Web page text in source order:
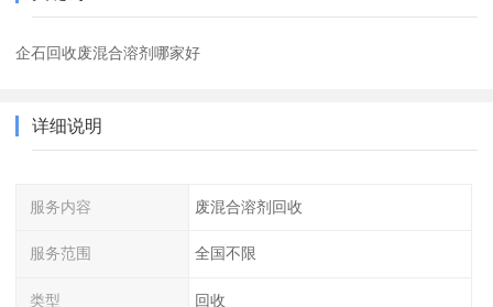
企石回收废混合溶剂哪家好
详细说明
服务内容 废混合溶剂回收
服务范围 全国不限
类型 回收